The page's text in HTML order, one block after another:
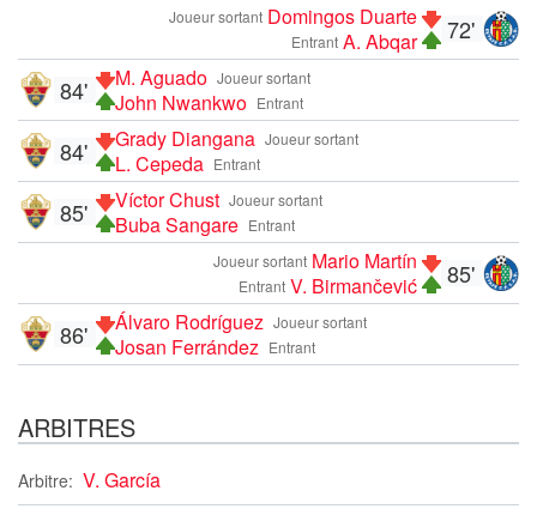
72'
Joueur sortant Domingos Duarte
Entrant A. Abqar
Joueur sortant
M. Aguado
Entrant
John Nwankwo
84'
Joueur sortant
Grady Diangana
Entrant
L. Cepeda
84'
Joueur sortant
Víctor Chust
Entrant
Buba Sangare
85'
85'
Joueur sortant Mario Martín
Entrant V. Birmančević
Joueur sortant
Álvaro Rodríguez
Entrant
Josan Ferrández
86'
ARBITRES
Arbitre: V. García